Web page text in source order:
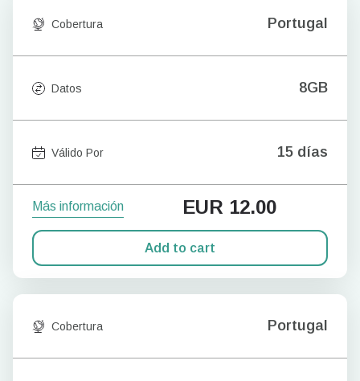
Cobertura Portugal
Datos 8GB
Válido Por 15 días
Más información EUR 12.00
Add to cart
Cobertura Portugal